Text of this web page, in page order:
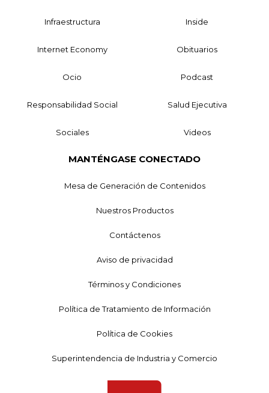
Infraestructura Inside
Internet Economy Obituarios
Ocio Podcast
Responsabilidad Social Salud Ejecutiva
Sociales Videos
MANTÉNGASE CONECTADO
Mesa de Generación de Contenidos
Nuestros Productos
Contáctenos
Aviso de privacidad
Términos y Condiciones
Política de Tratamiento de Información
Política de Cookies
Superintendencia de Industria y Comercio